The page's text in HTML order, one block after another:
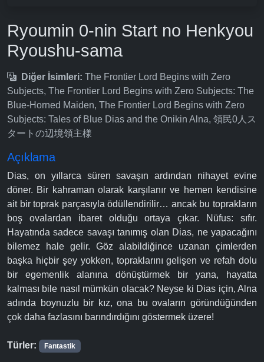
Ryoumin 0-nin Start no Henkyou
Ryoushu-sama
Diğer İsimleri: The Frontier Lord Begins with Zero
Subjects, The Frontier Lord Begins with Zero Subjects: The
Blue-Horned Maiden, The Frontier Lord Begins with Zero
Subjects: Tales of Blue Dias and the Onikin Alna, 領民0人ス
タートの辺境領主様
Açıklama
Dias, on yıllarca süren savaşın ardından nihayet evine
döner. Bir kahraman olarak karşılanır ve hemen kendisine
ait bir toprak parçasıyla ödüllendirilir… ancak bu toprakların
boş ovalardan ibaret olduğu ortaya çıkar. Nüfus: sıfır.
Hayatında sadece savaşı tanımış olan Dias, ne yapacağını
bilemez hale gelir. Göz alabildiğince uzanan çimlerden
başka hiçbir şey yokken, topraklarını gelişen ve refah dolu
bir egemenlik alanına dönüştürmek bir yana, hayatta
kalması bile nasıl mümkün olacak? Neyse ki Dias için, Alna
adında boynuzlu bir kız, ona bu ovaların göründüğünden
çok daha fazlasını barındırdığını göstermek üzere!
Türler: Fantastik